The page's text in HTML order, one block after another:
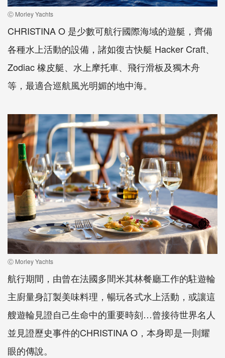
Ⓒ Morley Yachts
CHRISTINA O 是少數可航行國際海域的遊艇，齊備
各種水上活動的設備，諸如復古快艇 Hacker Craft、
Zodiac 橡皮艇、水上摩托車、飛行滑板及獨木舟
等，最適合巡航風光明媚的地中海。
Ⓒ Morley Yachts
航行期間，由曾在法國多間米其林餐廳工作的駐遊輪
主廚量身訂製美味料理，暢玩各式水上活動，或讓這
艘遊輪見證自己生命中的重要時刻…曾接待世界名人
並見證歷史事件的CHRISTINA O，本身即是一則耀
眼的傳說。